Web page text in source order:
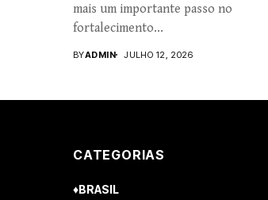
mais um importante passo no
fortalecimento...
BYADMIN JULHO 12, 2026
CATEGORIAS
♦BRASIL